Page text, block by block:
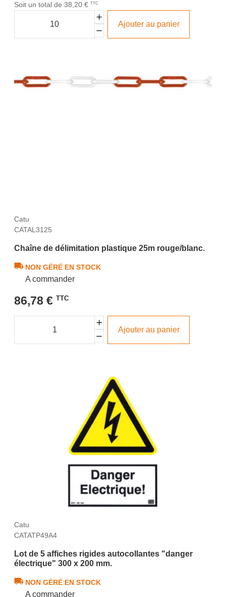
Soit un total de 38,20 € TTC
Ajouter au panier
Catu
CATAL3125
Chaîne de délimitation plastique 25m rouge/blanc.
NON GÉRÉ EN STOCK
A commander
86,78 € TTC
Ajouter au panier
Catu
CATATP49A4
Lot de 5 affiches rigides autocollantes "danger
électrique" 300 x 200 mm.
NON GÉRÉ EN STOCK
A commander